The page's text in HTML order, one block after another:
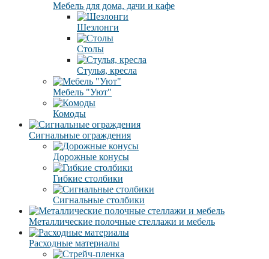
Мебель для дома, дачи и кафе
Шезлонги
Столы
Стулья, кресла
Мебель "Уют"
Комоды
Сигнальные ограждения
Дорожные конусы
Гибкие столбики
Сигнальные столбики
Металлические полочные стеллажи и мебель
Расходные материалы